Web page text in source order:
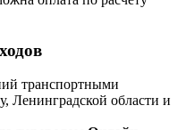
транспортными
Ленинградской области и